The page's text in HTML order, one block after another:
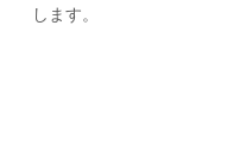
します。